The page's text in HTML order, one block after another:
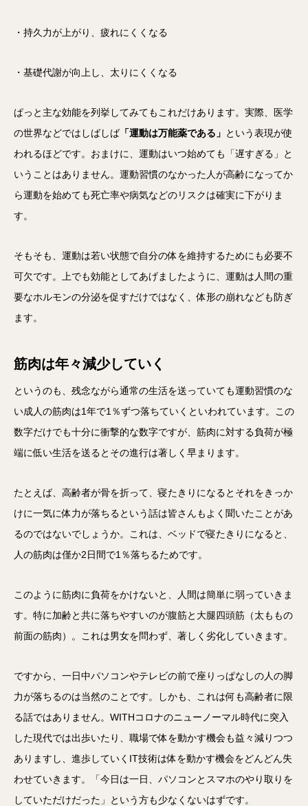
・持久力が上がり、疲れにくくなる
・基礎代謝が向上し、太りにくくなる
ぱっと主な効能を列挙してみてもこれだけあります。実際、医学
の世界などではしばしば「運動は万能薬である」 という表現が使
われるほどです。おまけに、運動はいつ始めても「遅すぎる」と
いうことはありません。運動習慣のなかった人が高齢になってか
ら運動を始めても死亡率や病気などのリスクは確実に下がりま
す。
そもそも、運動は若い状態で自分の体を維持するためにも必要不
可欠です。上でも効能としてあげましたように、運動は人間の重
要なホルモンの分泌を促すだけではなく、体形の崩れなども防ぎ
ます。
筋肉は年々減少していく
というのも、残念ながら通常の生活を送っていても運動習慣のな
い成人の筋肉は1年で1％ずつ落ちていくといわれています。この
数字だけでも十分に衝撃的な数字ですが、筋肉に対する負荷が極
端に低い生活を送るとその進行は著しく早まります。
たとえば、高齢者が骨を折って、寝たきりになるとそれをきっか
けに一気に体力が落ちるという話は皆さんもよく聞いたことがあ
るのではないでしょうか。これは、ベッドで寝たきりになると、
人の筋肉は僅か2日間で1％落ちるためです。
このように筋肉に負荷をかけないと、人間は簡単に弱っていきま
す。特に加齢と共に落ちやすいのが腹筋と大腿四頭筋（太ももの
前面の筋肉）。これは男女を問わず、著しく劣化していきます。
ですから、一日中パソコンやテレビの前で座りっぱなしの人の脚
力が落ちるのは当然のことです。しかも、これは何も高齢者に限
る話ではありません。WITHコロナのニューノーマル時代に突入
した現代では出歩いたり、職場で体を動かす機会も益々減りつつ
ありますし、進歩していくIT技術は体を動かす機会をどんどん失
わせていきます。「今日は一日、パソコンとスマホのやり取りを
していただけだった」という方も少なくないはずです。